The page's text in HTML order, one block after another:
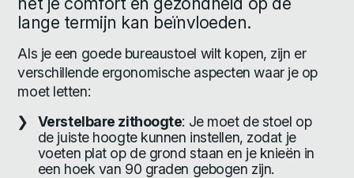
lange termijn kan beïnvloeden.
Als je een goede bureaustoel wilt kopen, zijn er
verschillende ergonomische aspecten waar je op
moet letten:
Verstelbare zithoogte: Je moet de stoel op
de juiste hoogte kunnen instellen, zodat je
voeten plat op de grond staan en je knieën in
een hoek van 90 graden gebogen zijn.